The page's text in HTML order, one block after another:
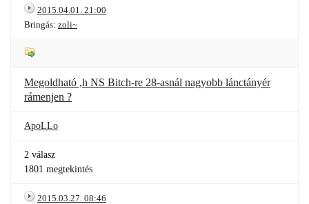
2015.04.01. 21:00
Bringás: zoli~
Megoldható ,h NS Bitch-re 28-asnál nagyobb lánctányér
rámenjen ?
ApoLLo
2 válasz
1801 megtekintés
2015.03.27. 08:46